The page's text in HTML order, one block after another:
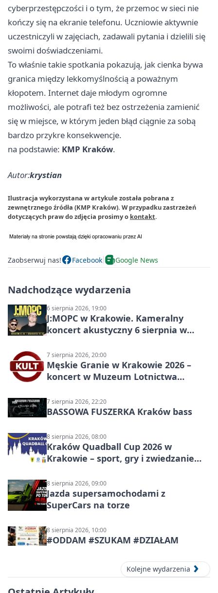
cyberprzestępczości i o tym, że przemoc w sieci nie
kończy się na ekranie telefonu. Uczniowie aktywnie
uczestniczyli w zajęciach, zadawali pytania i dzielili się
swoimi doświadczeniami.
To właśnie takie spotkania pokazują, jak cienka bywa
granica między lekkomyślnością a poważnym
kłopotem. Internet daje młodym ogromne
możliwości, ale potrafi też bez ostrzeżenia zamienić
się w miejsce, w którym jeden błąd ciągnie za sobą
bardzo przykre konsekwencje.
na podstawie: KMP Kraków.
Autor:krystian
Ilustracja wykorzystana w artykule została pobrana z
zewnętrznego źródła (KMP Kraków). W przypadku zastrzeżeń
dotyczących praw do zdjęcia prosimy o kontakt.
Zaobserwuj nas! Facebook Google News
Nadchodzące wydarzenia
6 sierpnia 2026, 19:00
J:МОРС w Krakowie. Kameralny
koncert akustyczny 6 sierpnia w
7 sierpnia 2026, 20:00
Męskie Granie w Krakowie 2026 –
koncert w Muzeum Lotnictwa
7 sierpnia 2026, 22:20
BASSOWA FUSZERKA Kraków bass
8 sierpnia 2026, 08:00
Kraków Quadball Cup 2026 w
Krakowie – sport, gry i zwiedzanie
8 sierpnia 2026, 09:00
Jazda supersamochodami z
SuperCars na torze
8 sierpnia 2026, 10:00
#ODDAM #SZUKAM #DZIAŁAM
Kolejne wydarzenia